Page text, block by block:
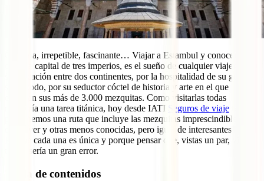
Genuina, irrepetible, fascinante… Viajar a Estambul y conocer la
que fue capital de tres imperios, es el sueño de cualquier viajero. Por
su ubicación entre dos continentes, por la hospitalidad de su gente y,
sobre todo, por su seductor cóctel de historia y arte en el que
destacan sus más de 3.000 mezquitas. Como visitarlas todas
resultaría una tarea titánica, hoy desde IATI
Seguros de viaje
proponemos una ruta que incluye las mezquitas imprescindibles que
debes ver y otras menos conocidas, pero igual de interesantes.
Porque cada una es única y porque pensar que, vistas un par, vistas
todas, sería un gran error.
Tabla de contenidos